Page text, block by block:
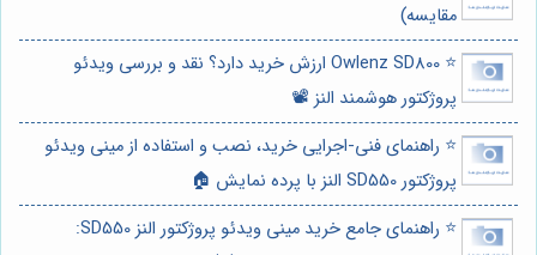
مقایسه)
⭐️ Owlenz SD800 ارزش خرید دارد؟ نقد و بررسی ویدئو
پروژکتور هوشمند النز 📽️
⭐️ راهنمای فنی-اجرایی خرید، نصب و استفاده از مینی ویدئو
پروژکتور SD550 النز با پرده نمایش 🏠
⭐️ راهنمای جامع خرید مینی ویدئو پروژکتور النز SD550: